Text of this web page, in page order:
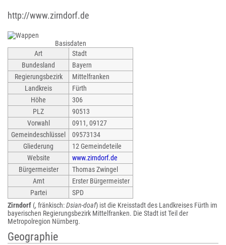
http://www.zirndorf.de
Basisdaten
Art
Stadt
Bundesland
Bayern
Regierungsbezirk
Mittelfranken
Landkreis
Fürth
Höhe
306
PLZ
90513
Vorwahl
0911, 09127
Gemeindeschlüssel
09573134
Gliederung
12 Gemeindeteile
Website
www.zirndorf.de
Bürgermeister
Thomas Zwingel
Amt
Erster Bürgermeister
Partei
SPD
Zirndorf (, fränkisch:Dsian-doaf) ist die Kreisstadt des Landkreises Fürth im
bayerischen Regierungsbezirk Mittelfranken. Die Stadt ist Teil der
Metropolregion Nürnberg.
Geographie